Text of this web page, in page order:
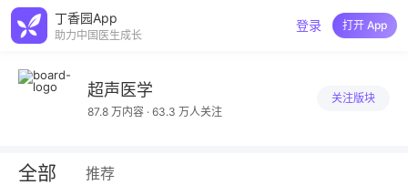
丁香园App
助力中国医生成长
登录 打开 App
超声医学
87.8 万内容 · 63.3 万人关注
关注版块
全部 推荐